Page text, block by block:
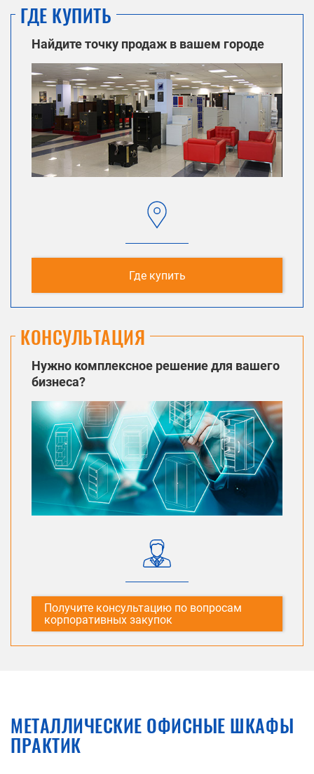
ГДЕ КУПИТЬ
Найдите точку продаж в вашем городе
Где купить
КОНСУЛЬТАЦИЯ
Нужно комплексное решение для вашего
бизнеса?
Получите консультацию по вопросам
корпоративных закупок
МЕТАЛЛИЧЕСКИЕ ОФИСНЫЕ ШКАФЫ
ПРАКТИК